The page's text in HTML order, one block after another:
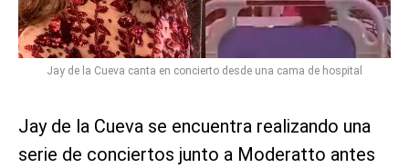
Jay de la Cueva canta en concierto desde una cama de hospital
Jay de la Cueva se encuentra realizando una
serie de conciertos junto a Moderatto antes